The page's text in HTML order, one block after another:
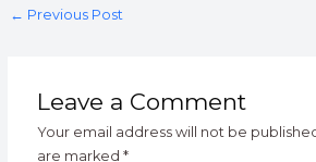
← Previous Post
Leave a Comment
Your email address will not be
are marked*